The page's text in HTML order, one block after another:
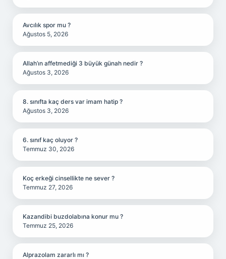
Avcılık spor mu ?
Ağustos 5, 2026
Allah’ın affetmediği 3 büyük günah nedir ?
Ağustos 3, 2026
8. sınıfta kaç ders var imam hatip ?
Ağustos 3, 2026
6. sınıf kaç oluyor ?
Temmuz 30, 2026
Koç erkeği cinsellikte ne sever ?
Temmuz 27, 2026
Kazandibi buzdolabına konur mu ?
Temmuz 25, 2026
Alprazolam zararlı mı ?